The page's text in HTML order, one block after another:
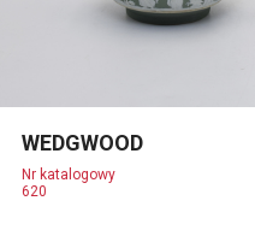
WEDGWOOD
Nr katalogowy
620